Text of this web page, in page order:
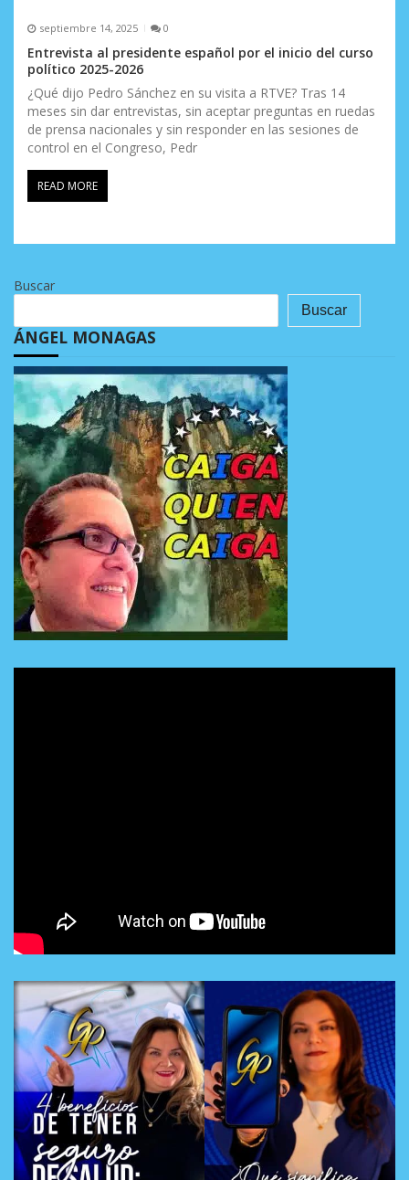
septiembre 14, 2025 0
Entrevista al presidente español por el inicio del curso
político 2025-2026
¿Qué dijo Pedro Sánchez en su visita a RTVE? Tras 14
meses sin dar entrevistas, sin aceptar preguntas en ruedas
de prensa nacionales y sin responder en las sesiones de
control en el Congreso, Pedr
READ MORE
Buscar
Buscar
ÁNGEL MONAGAS